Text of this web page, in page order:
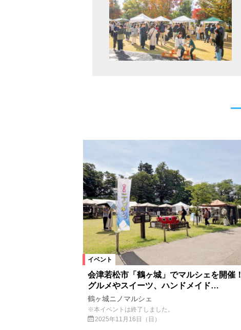
イベント
会津若松市「鶴ヶ城」でマルシェを開催！
グルメやスイーツ、ハンドメイド…
鶴ヶ城ニノマルシェ
※本イベントは終了しました。
2025年11月16日（日）